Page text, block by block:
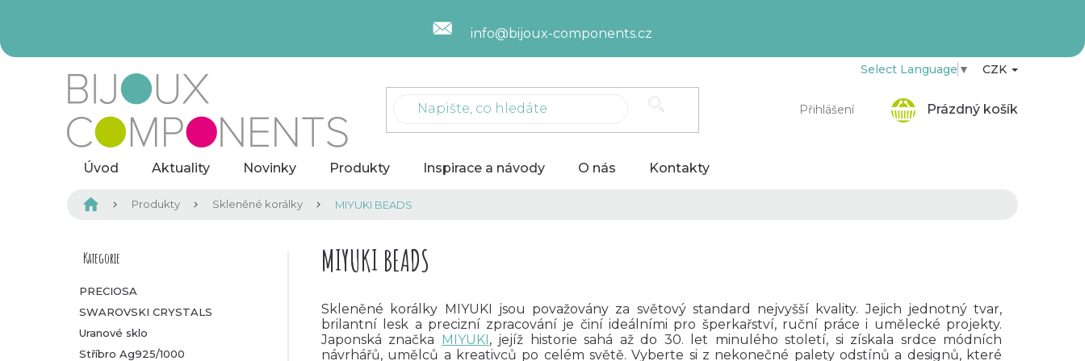
info@bijoux-components.cz
Přihlášení
Select Language ▼ CZK
Prázdný košík
Úvod Aktuality Novinky Produkty Inspirace a návody O nás Kontakty
Domů Produkty Skleněné korálky MIYUKI BEADS
P
o
s
Přeskočit
Kategorie
PRECIOSA
SWAROVSKI CRYSTALS
Uranové sklo
Stříbro Ag925/1000
MIYUKI BEADS
Skleněné korálky MIYUKI jsou považovány za světový standard nejvyšší kvality. Jejich jednotný tvar,
brilantní lesk a precizní zpracování je činí ideálními pro šperkařství, ruční práce i umělecké projekty.
Japonská značka
MIYUKI , jejíž historie sahá až do 30. let minulého století, si získala srdce módních
návrhářů, umělců a kreativců po celém světě. Vyberte si z nekonečné palety odstínů a designů, které